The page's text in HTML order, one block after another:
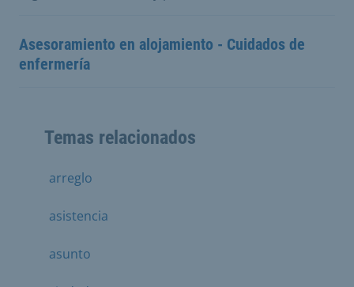
Asesoramiento en alojamiento - Cuidados de
enfermería
Temas relacionados
arreglo
asistencia
asunto